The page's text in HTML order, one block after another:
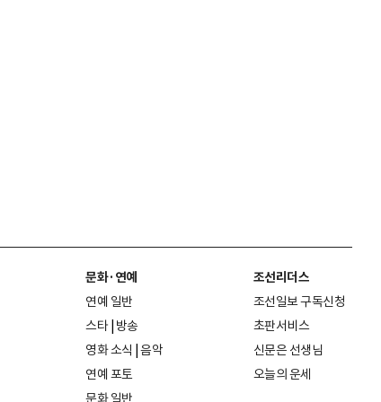
문화·연예
연예 일반
스타 방송
영화 소식 음악
연예 포토
문화 일반
조선리더스
조선일보 구독신청
초판서비스
신문은 선생님
오늘의 운세